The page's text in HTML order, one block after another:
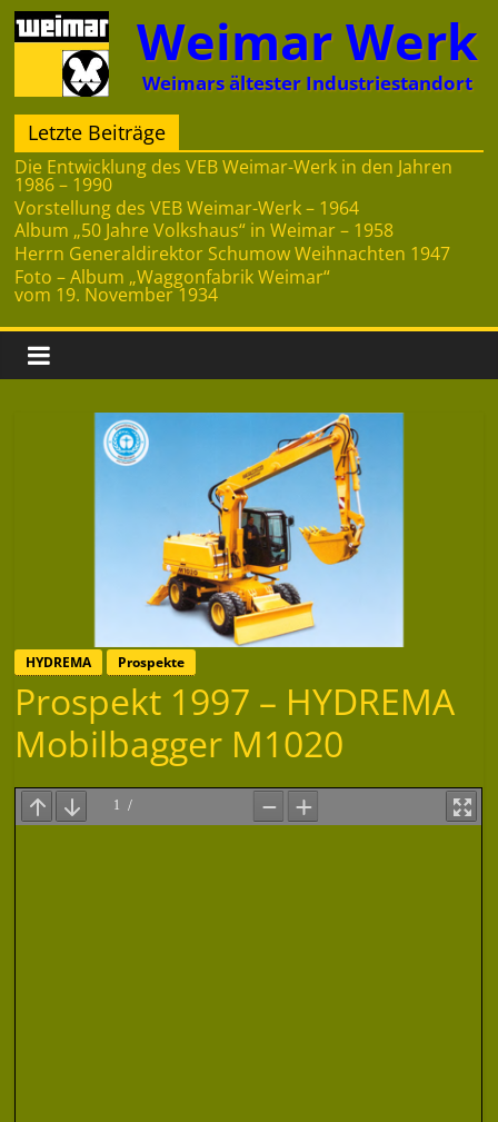
Zum
Inhalt
springen
Weimar Werk
Weimars ältester Industriestandort
Letzte Beiträge
Die Entwicklung des VEB Weimar-Werk in den Jahren
1986 – 1990
Vorstellung des VEB Weimar-Werk – 1964
Album „50 Jahre Volkshaus“ in Weimar – 1958
Herrn Generaldirektor Schumow Weihnachten 1947
Foto – Album „Waggonfabrik Weimar“
vom 19. November 1934
HYDREMA Prospekte
Prospekt 1997 – HYDREMA
Mobilbagger M1020